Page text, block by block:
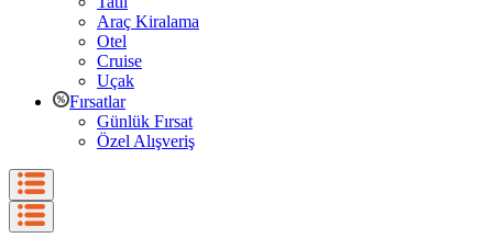
Araç Kiralama
Otel
Cruise
Uçak
Fırsatlar
Günlük Fırsat
Özel Alışveriş